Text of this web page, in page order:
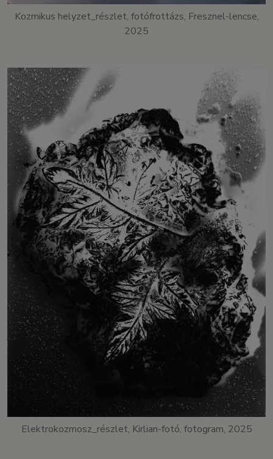
Kozmikus helyzet_részlet, fotófrottázs, Fresznel-lencse,
2025
Elektrokozmosz_részlet, Kirlian-fotó, fotogram, 2025